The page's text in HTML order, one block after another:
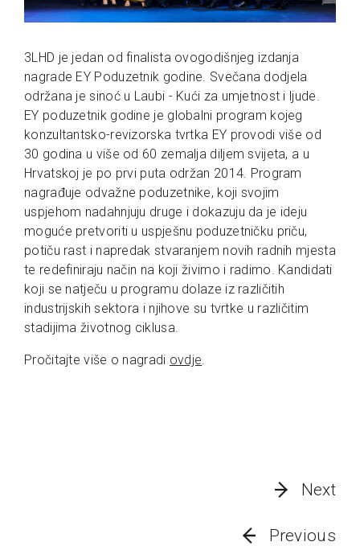
3LHD je jedan od finalista ovogodišnjeg izdanja
nagrade EY Poduzetnik godine. Svečana dodjela
održana je sinoć u Laubi - Kući za umjetnost i ljude.
EY poduzetnik godine je globalni program kojeg
konzultantsko-revizorska tvrtka EY provodi više od
30 godina u više od 60 zemalja diljem svijeta, a u
Hrvatskoj je po prvi puta održan 2014. Program
nagrađuje odvažne poduzetnike, koji svojim
uspjehom nadahnjuju druge i dokazuju da je ideju
moguće pretvoriti u uspješnu poduzetničku priču,
potiču rast i napredak stvaranjem novih radnih mjesta
te redefiniraju način na koji živimo i radimo. Kandidati
koji se natječu u programu dolaze iz različitih
industrijskih sektora i njihove su tvrtke u različitim
stadijima životnog ciklusa.
Pročitajte više o nagradi ovdje.
Next
Previous